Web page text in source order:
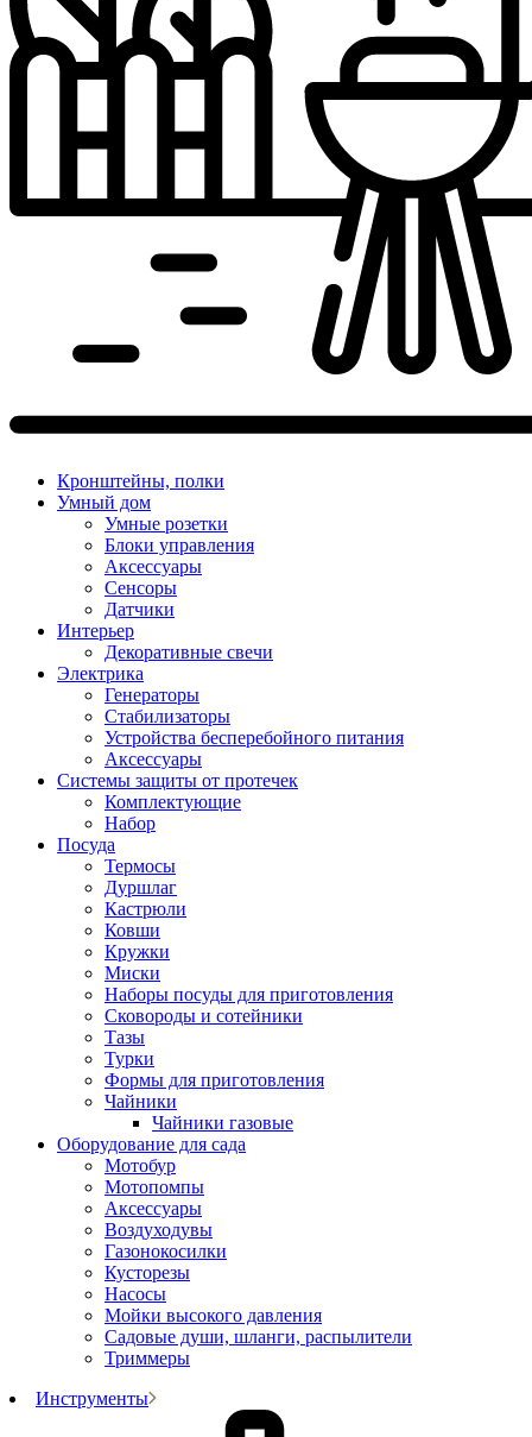
Кронштейны, полки
Умный дом
Умные розетки
Блоки управления
Аксессуары
Сенсоры
Датчики
Интерьер
Декоративные свечи
Электрика
Генераторы
Стабилизаторы
Устройства бесперебойного питания
Аксессуары
Системы защиты от протечек
Комплектующие
Набор
Посуда
Термосы
Дуршлаг
Кастрюли
Ковши
Кружки
Миски
Наборы посуды для приготовления
Сковороды и сотейники
Тазы
Турки
Формы для приготовления
Чайники
Чайники газовые
Оборудование для сада
Мотобур
Мотопомпы
Аксессуары
Воздуходувы
Газонокосилки
Кусторезы
Насосы
Мойки высокого давления
Садовые души, шланги, распылители
Триммеры
Инструменты